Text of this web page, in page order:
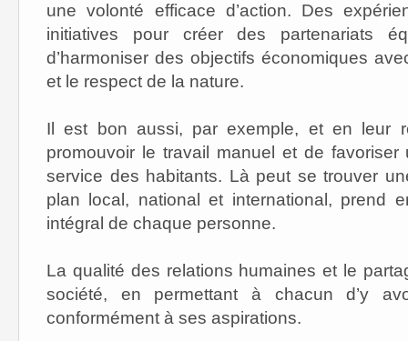
une volonté efficace d’action. Des
initiatives pour créer des partenariats
d’harmoniser des objectifs économiques
et le respect de la nature.
Il est bon aussi, par exemple, et en leur
promouvoir le travail manuel et de
service des habitants. Là peut se trouver
plan local, national et international, prend
intégral de chaque personne.
La qualité des relations humaines et le
société, en permettant à chacun d’y
conformément à ses aspirations.